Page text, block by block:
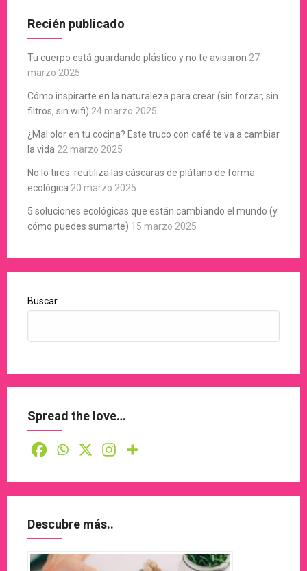
Recién publicado
Tu cuerpo está guardando plástico y no te avisaron 27
marzo 2025
Cómo inspirarte en la naturaleza para crear (sin forzar, sin
filtros, sin wifi) 24 marzo 2025
¿Mal olor en tu cocina? Este truco con café te va a cambiar
la vida 22 marzo 2025
No lo tires: reutiliza las cáscaras de plátano de forma
ecológica 20 marzo 2025
5 soluciones ecológicas que están cambiando el mundo (y
cómo puedes sumarte) 15 marzo 2025
Buscar
Spread the love…
Descubre más..